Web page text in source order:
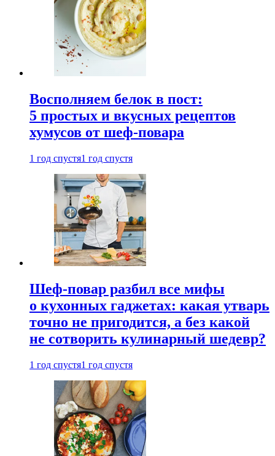
Восполняем белок в пост:
5 простых и вкусных рецептов
хумусов от шеф-повара
1 год спустя1 год спустя
Шеф-повар разбил все мифы
о кухонных гаджетах: какая утварь
точно не пригодится, а без какой
не сотворить кулинарный шедевр?
1 год спустя1 год спустя